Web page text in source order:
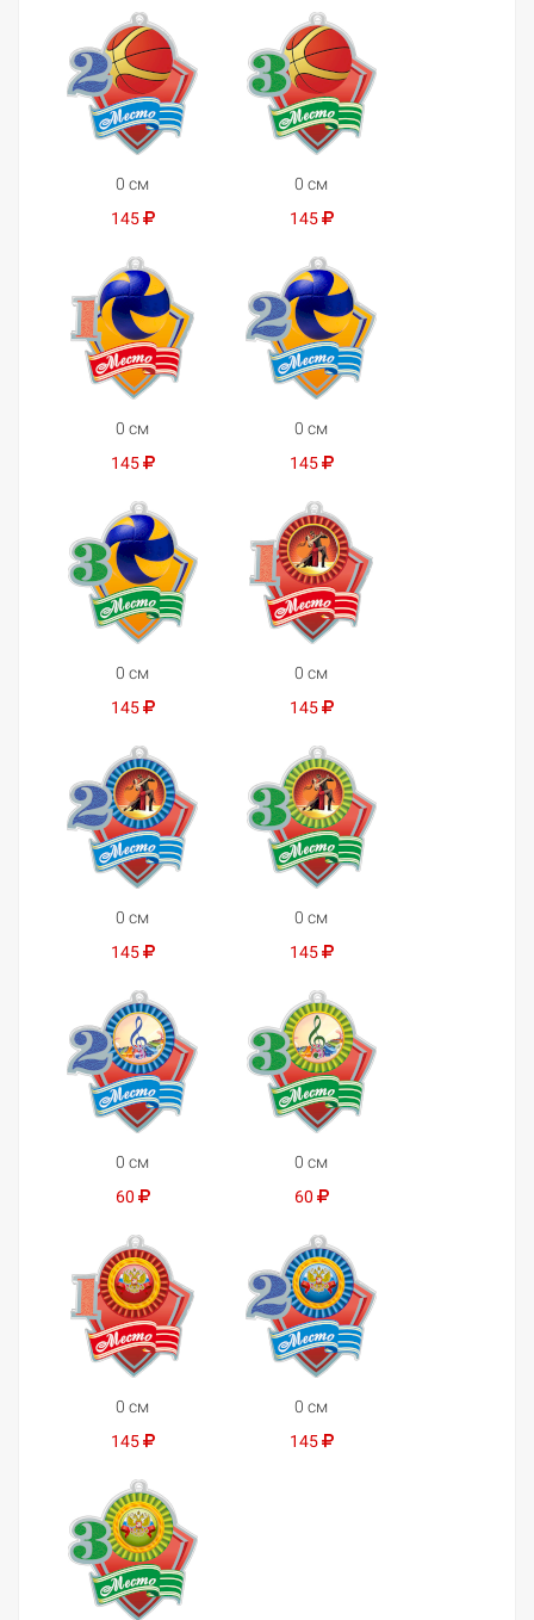
0 см
145
0 см
145
0 см
145
0 см
145
0 см
145
0 см
145
0 см
145
0 см
145
0 см
60
0 см
60
0 см
145
0 см
145